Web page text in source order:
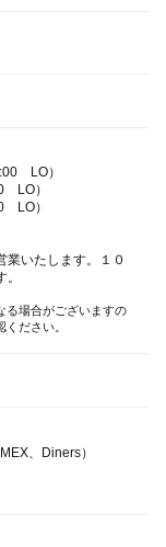
LO）
LO）
LO）
業いたします。１０
る場合がございますの
ださい。
、Diners）